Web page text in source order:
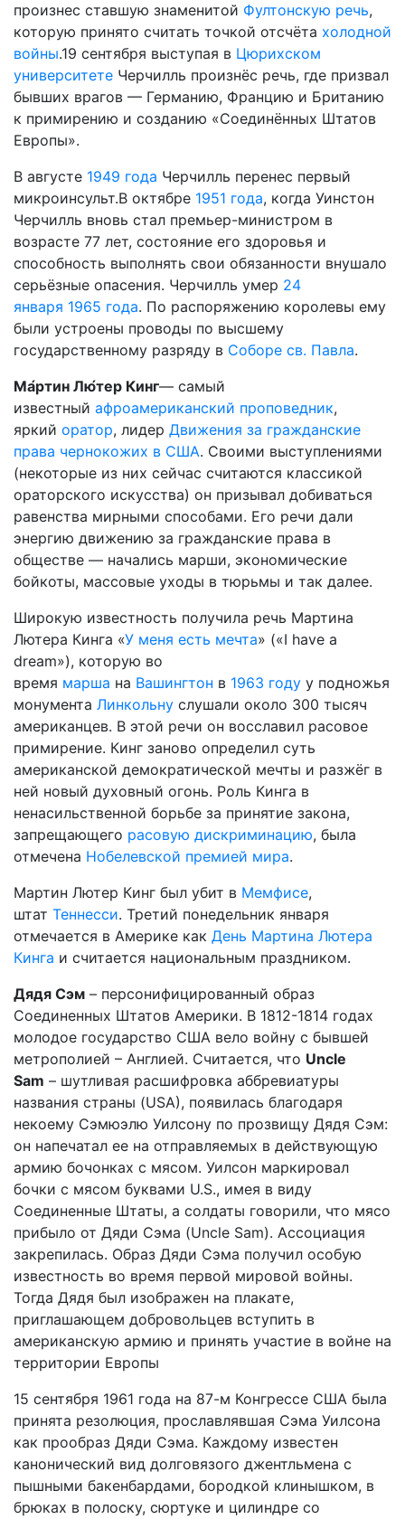
произнес ставшую знаменитой Фултонскую речь,
которую принято считать точкой отсчёта холодной
войны.19 сентября выступая в Цюрихском
университете Черчилль произнёс речь, где призвал
бывших врагов — Германию, Францию и Британию
к примирению и созданию «Соединённых Штатов
Европы».
В августе 1949 года Черчилль перенес первый
микроинсульт.В октябре 1951 года, когда Уинстон
Черчилль вновь стал премьер-министром в
возрасте 77 лет, состояние его здоровья и
способность выполнять свои обязанности внушало
серьёзные опасения. Черчилль умер 24
января 1965 года. По распоряжению королевы ему
были устроены проводы по высшему
государственному разряду в Соборе св. Павла.
Ма́ртин Лю́тер Кинг— самый
известный афроамериканский проповедник,
яркий оратор, лидер Движения за гражданские
права чернокожих в США. Своими выступлениями
(некоторые из них сейчас считаются классикой
ораторского искусства) он призывал добиваться
равенства мирными способами. Его речи дали
энергию движению за гражданские права в
обществе — начались марши, экономические
бойкоты, массовые уходы в тюрьмы и так далее.
Широкую известность получила речь Мартина
Лютера Кинга «У меня есть мечта» («I have a
dream»), которую во
время марша на Вашингтон в 1963 году у подножья
монумента Линкольну слушали около 300 тысяч
американцев. В этой речи он восславил расовое
примирение. Кинг заново определил суть
американской демократической мечты и разжёг в
ней новый духовный огонь. Роль Кинга в
ненасильственной борьбе за принятие закона,
запрещающего расовую дискриминацию, была
отмечена Нобелевской премией мира.
Мартин Лютер Кинг был убит в Мемфисе,
штат Теннесси. Третий понедельник января
отмечается в Америке как День Мартина Лютера
Кинга и считается национальным праздником.
Дядя Сэм – персонифицированный образ
Соединенных Штатов Америки. В 1812-1814 годах
молодое государство США вело войну с бывшей
метрополией – Англией. Считается, что Uncle
Sam – шутливая расшифровка аббревиатуры
названия страны (USА), появилась благодаря
некоему Сэмюэлю Уилсону по прозвищу Дядя Сэм:
он напечатал ее на отправляемых в действующую
армию бочонках с мясом. Уилсон маркировал
бочки с мясом буквами U.S., имея в виду
Соединенные Штаты, а солдаты говорили, что мясо
прибыло от Дяди Сэма (Uncle Sam). Ассоциация
закрепилась. Образ Дяди Сэма получил особую
известность во время первой мировой войны.
Тогда Дядя был изображен на плакате,
приглашающем добровольцев вступить в
американскую армию и принять участие в войне на
территории Европы
15 сентября 1961 года на 87-м Конгрессе США была
принята резолюция, прославлявшая Сэма Уилсона
как прообраз Дяди Сэма. Каждому известен
канонический вид долговязого джентльмена с
пышными бакенбардами, бородкой клинышком, в
брюках в полоску, сюртуке и цилиндре со